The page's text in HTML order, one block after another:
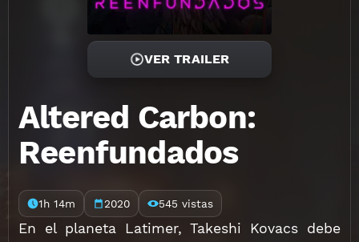
VER TRAILER
Altered Carbon:
Reenfundados
1h 14m 2020 545 vistas
En el planeta Latimer, Takeshi Kovacs debe